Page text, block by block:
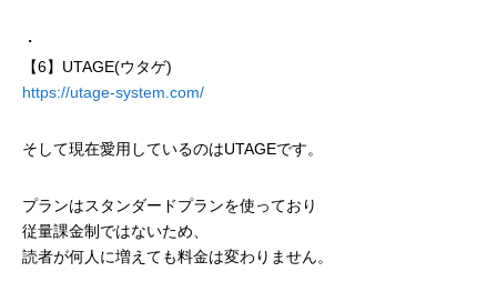
・
【6】UTAGE(ウタゲ)
https://utage-system.com/
そして現在愛用しているのはUTAGEです。
プランはスタンダードプランを使っており
従量課金制ではないため、
読者が何人に増えても料金は変わりません。